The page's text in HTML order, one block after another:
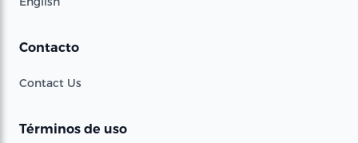
Contacto
Contact Us
Términos de uso